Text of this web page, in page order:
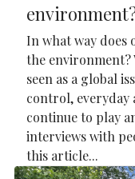
In what way does
the environment?
seen as a global
control, everyday
continue to play
interviews with
this article...